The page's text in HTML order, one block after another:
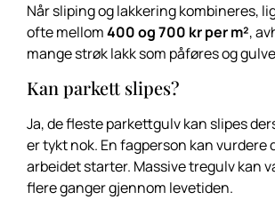
Når sliping og lakkering kombineres,
ofte mellom400 og 700 kr per m²,
mange strøk lakk som påføres og
Kan parkett slipes?
Ja, de fleste parkettgulv kan slipes
er tykt nok. En fagperson kan vurdere
arbeidet starter. Massive tregulv kan
flere ganger gjennom levetiden.